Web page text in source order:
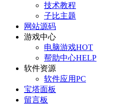
技术教程
子比主题
网站源码
游戏中心
电脑游戏HOT
帮助中心HELP
软件资源
软件应用PC
宝塔面板
留言板